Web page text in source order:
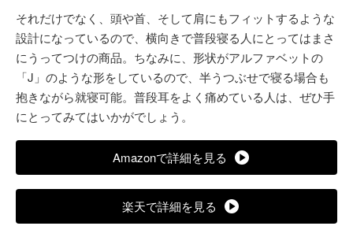
それだけでなく、頭や首、そして肩にもフィットするような
設計になっているので、横向きで普段寝る人にとってはまさ
にうってつけの商品。ちなみに、形状がアルファベットの
「J」のような形をしているので、半うつぶせで寝る場合も
抱きながら就寝可能。普段耳をよく痛めている人は、ぜひ手
にとってみてはいかがでしょう。
Amazonで詳細を見る
楽天で詳細を見る